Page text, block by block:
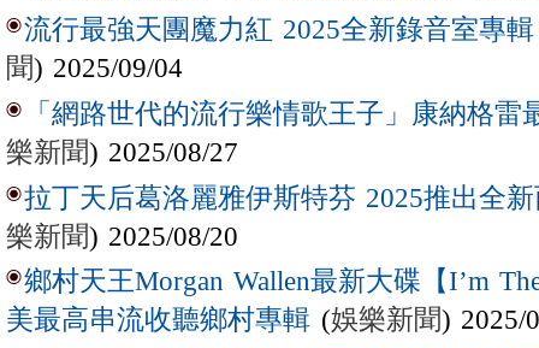
流行最強天團魔力紅 2025全新錄音室專
聞) 2025/09/04
「網路世代的流行樂情歌王子」康納格雷
樂新聞) 2025/08/27
拉丁天后葛洛麗雅伊斯特芬 2025推出全新
樂新聞) 2025/08/20
鄉村天王Morgan Wallen最新大碟【I’m
美最高串流收聽鄉村專輯 (娛樂新聞) 2025/